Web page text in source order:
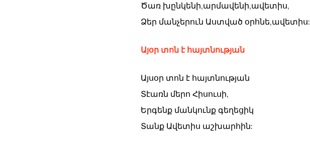
Ծառ խընկենի,արմավենի,ավետիս,
Ձեր մանչերուն Աստված օրհնե,ավետիս:
Այօր տոն է հայտնության
Այսօր տոն է հայտնության
Տէառն մերո Հիսուսի,
Երգենք մանկունք գեղեցիկ
Տանք Ավետիս աշխարհին: